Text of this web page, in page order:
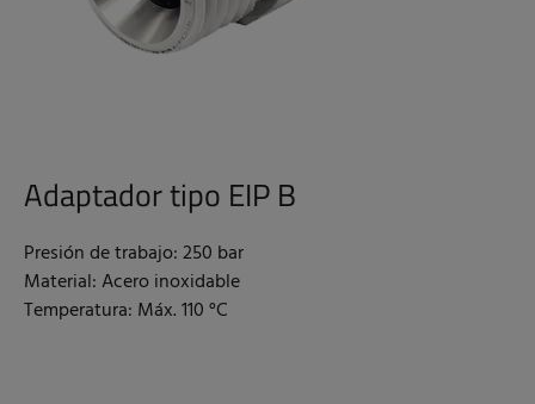
Adaptador tipo EIP B
Presión de trabajo: 250 bar
Material: Acero inoxidable
Temperatura: Máx. 110 °C